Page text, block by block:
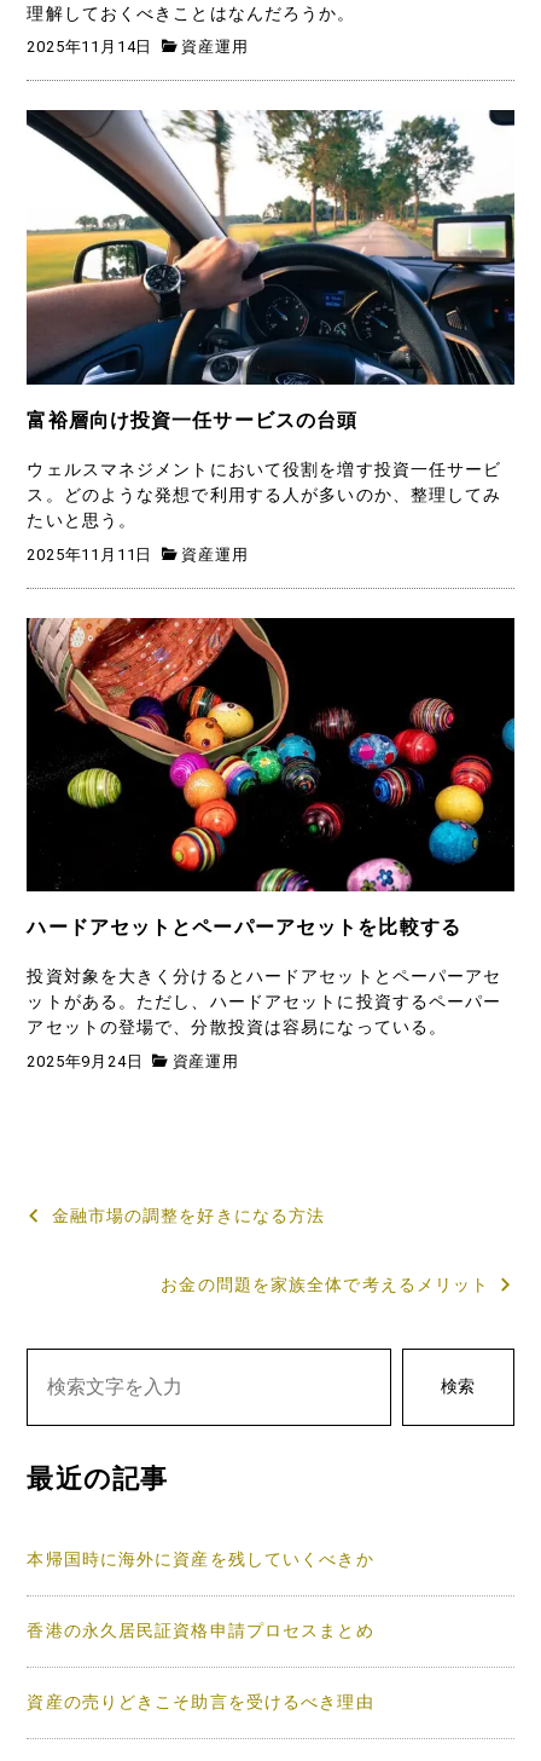
理解しておくべきことはなんだろうか。
2025年11月14日 資産運用
富裕層向け投資一任サービスの台頭
ウェルスマネジメントにおいて役割を増す投資一任サービ
ス。どのような発想で利用する人が多いのか、整理してみ
たいと思う。
2025年11月11日 資産運用
ハードアセットとペーパーアセットを比較する
投資対象を大きく分けるとハードアセットとペーパーアセ
ットがある。ただし、ハードアセットに投資するペーパー
アセットの登場で、分散投資は容易になっている。
2025年9月24日 資産運用
投
ゲ
ー
シ
ン
金融市場の調整を好きになる方法
お金の問題を家族全体で考えるメリット
検索
最近の記事
本帰国時に海外に資産を残していくべきか
香港の永久居民証資格申請プロセスまとめ
資産の売りどきこそ助言を受けるべき理由